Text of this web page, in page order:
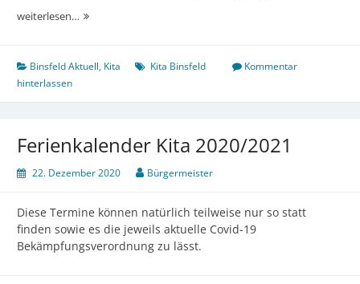
weiterlesen… Girls
Binsfeld Aktuell, Kita Kita Binsfeld
Kommentar
hinterlassen
Ferienkalender Kita 2020/2021
22. Dezember 2020 Bürgermeister
Diese Termine können natürlich teilweise nur so statt
finden sowie es die jeweils aktuelle Covid-19
Bekämpfungsverordnung zu lässt.